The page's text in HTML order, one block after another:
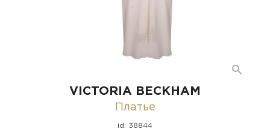
VICTORIA BECKHAM
Платье
id: 38844